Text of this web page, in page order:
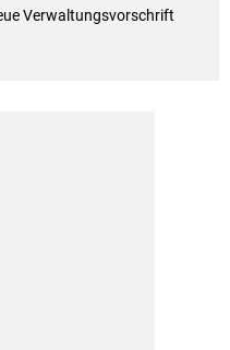
Verwaltungsvorschrift